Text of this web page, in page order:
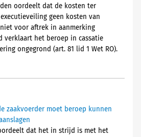
oordeelt dat de kosten ter
geen kosten van
voor aftrek in aanmerking
verklaart het beroep in cassatie
ongegrond (art. 81 lid 1 Wet RO).
zaakvoerder moet beroep kunnen
dat het in strijd is met het